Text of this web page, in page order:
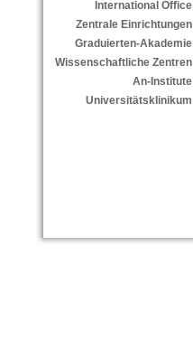
International Office
Zentrale Einrichtungen
Graduierten-Akademie
Wissenschaftliche Zentren
An-Institute
Universitätsklinikum